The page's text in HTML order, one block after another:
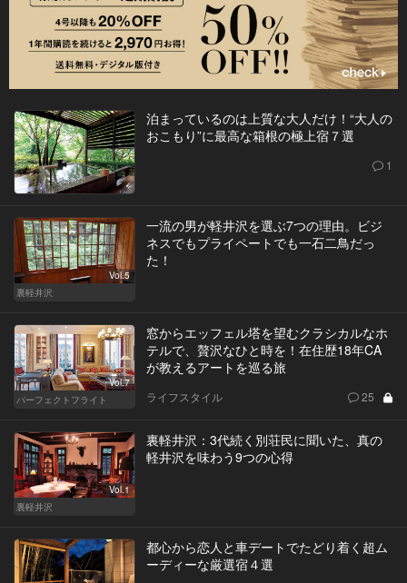
泊まっているのは上質な大人だけ！“大人の
おこもり”に最高な箱根の極上宿７選
1
Vol.5
裏軽井沢
一流の男が軽井沢を選ぶ7つの理由。ビジ
ネスでもプライペートでも一石二鳥だっ
た！
Vol.7
パーフェクトフライト
窓からエッフェル塔を望むクラシカルなホ
テルで、贅沢なひと時を！在住歴18年CA
が教えるアートを巡る旅
ライフスタイル 25
Vol.1
裏軽井沢
裏軽井沢：3代続く別荘民に聞いた、真の
軽井沢を味わう9つの心得
都心から恋人と車デートでたどり着く超ム
ーディーな厳選宿４選